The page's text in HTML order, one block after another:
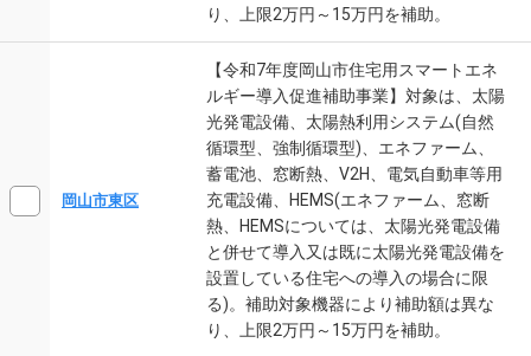
り、上限2万円～15万円を補助。
岡山市東区
【令和7年度岡山市住宅用スマートエネ
ルギー導入促進補助事業】対象は、太陽
光発電設備、太陽熱利用システム(自然
循環型、強制循環型)、エネファーム、
蓄電池、窓断熱、V2H、電気自動車等用
充電設備、HEMS(エネファーム、窓断
熱、HEMSについては、太陽光発電設備
と併せて導入又は既に太陽光発電設備を
設置している住宅への導入の場合に限
る)。補助対象機器により補助額は異な
り、上限2万円～15万円を補助。